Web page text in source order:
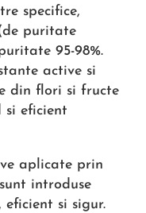
specifice,
puritate
95-98%.
active si
din flori si fructe
si eficient
aplicate prin
introduse
si sigur.